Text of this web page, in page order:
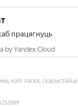
працягнуць
by Yandex Cloud
калі ласка, скарыстайце